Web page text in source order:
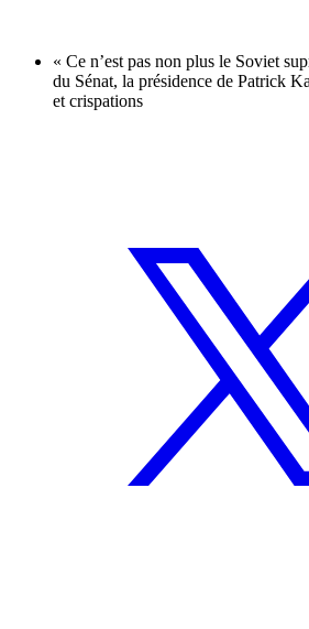
« Ce n’est pas non plus le Soviet
du Sénat, la présidence de Patrick
et crispations